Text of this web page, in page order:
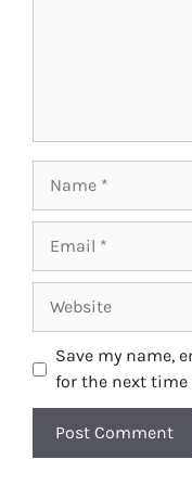
Save my name,
for the next time